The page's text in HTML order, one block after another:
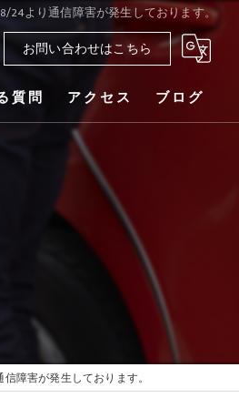
8/24より通信障害が発生しております。
お問い合わせはこちら
質問 アクセス ブログ
障害が発生しております。